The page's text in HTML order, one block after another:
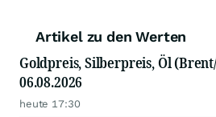
Artikel zu den Werten
Goldpreis, Silberpreis, Öl
06.08.2026
heute 17:30